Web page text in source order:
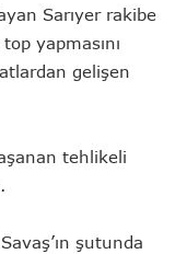
Sarıyer rakibe
yapmasını
gelişen
tehlikeli
şutunda